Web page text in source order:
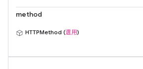
method
HTTPMethod (選用)